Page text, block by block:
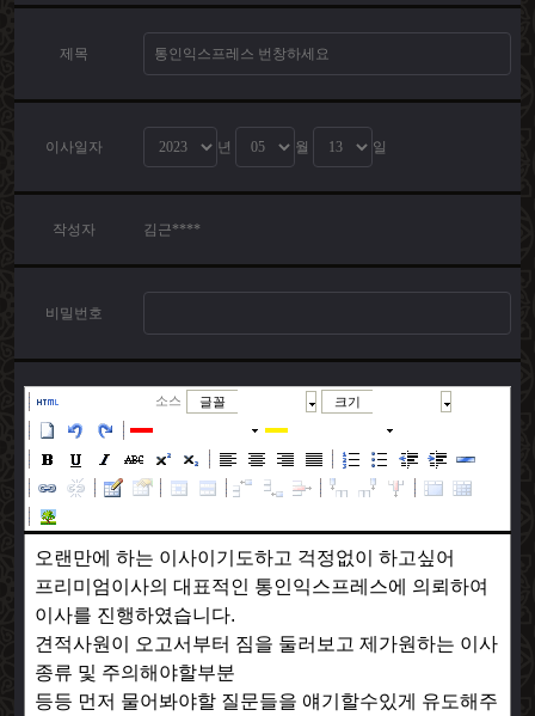
제목
이사일자 년 월 일
작성자 김근****
비밀번호
소스 글꼴 크기